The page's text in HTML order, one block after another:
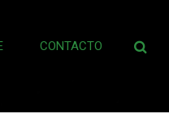
CONTACTO
Buscar: